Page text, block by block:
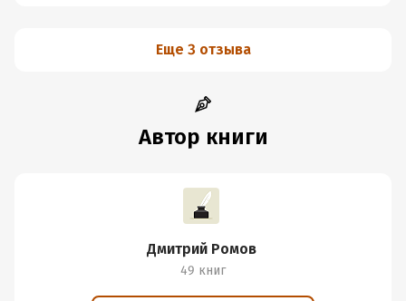
Еще 3 отзыва
Автор книги
Дмитрий Ромов
49 книг